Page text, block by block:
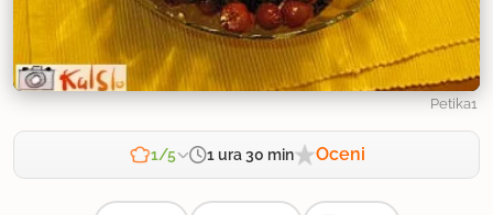
Petika1
1/5 1 ura 30 min Oceni